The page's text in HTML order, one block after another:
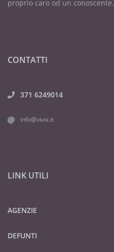
proprio caro od un conoscente.
CONTATTI
371 6249014
info@vivix.it
LINK UTILI
AGENZIE
DEFUNTI